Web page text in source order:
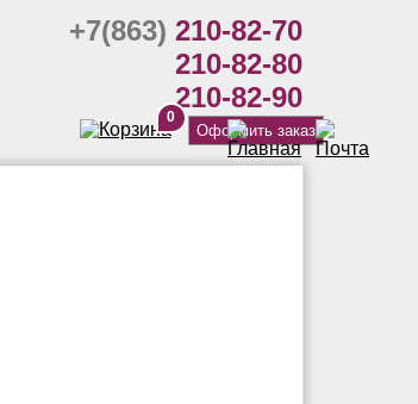
+7(863) 210-82-70
210-82-80
210-82-90
0
Оформить заказ